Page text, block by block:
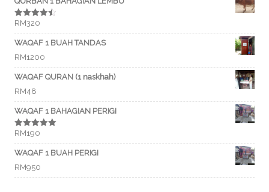
Rated4.50
out of 5
RM320
WAQAF 1 BUAH TANDAS
RM1200
WAQAF QURAN (1 naskhah)
RM48
WAQAF 1 BAHAGIAN PERIGI
Rated5.00
out of 5
RM190
WAQAF 1 BUAH PERIGI
RM950